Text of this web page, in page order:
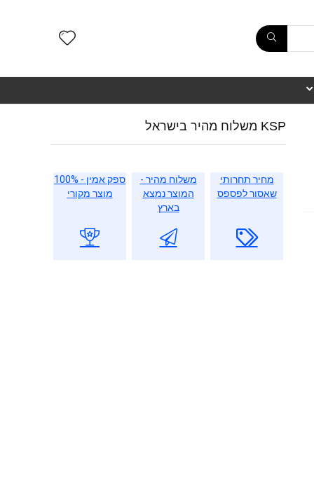
KSP משלוח מהיר בישראל
מחיר תחרותי
שאסור לפספס
משלוח מהיר -
המוצר נמצא
בארץ
ספק אמין - 100%
מוצר מקורי